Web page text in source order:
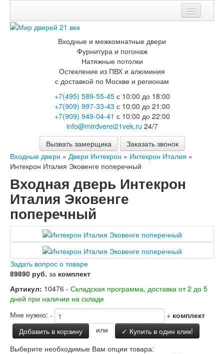
Мои заказы
Корзина
Входные двери
Двери с терморазрывом для улицы
Противопожарные двери
Двери Бункер
Двери Лекс
Двери Термодор
Арктика
Монолит
Стайл
Термо Лацио
Флагман
Электрозамок Смарт
Заводские двери
Двери Лабиринт
Лабиринт Аляска Лайт
Лабиринт Арт
Лабиринт Атлантик
Лабиринт Бетон
Лабиринт Верса
Лабиринт Версаль
Лабиринт Гранд
Лабиринт Дверь двойная тамбурная под
заказ
Лабиринт Имперо
Лабиринт Инфинити
Лабиринт Иссида
Входные и межкомнатные двери
Фурнитура и погонаж
Натяжные потолки
Остекление из ПВХ и алюминия
с доставкой по Москве и регионам
+7(495) 589-55-45с 10:00 до 18:00
+7(909) 997-33-43 с 10:00 до 21:00
+7(909) 949-04-41 с 10:00 до 22:00
info@mirdverei21vek.ru 24/7
Вызвать замерщика
Заказать звонок
Входные двери » Двери Интекрон » Интекрон Италия »
Интекрон Италия Эковенге поперечный
Входная дверь Интекрон
Италия Эковенге
поперечный
Задать вопрос о товаре
89890 руб. за комплект
Артикул: 10476 - Складская программа, доставка от 2 до 5
дней при наличии на складе
Мне нужно: - + комплект
Добавить в корзину
или
✓ Купить в один клик!
Выберите необходимые Вам опции товара: